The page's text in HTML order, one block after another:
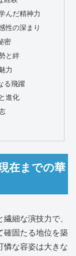
んだ精神力
性の深まり
密
と絆
力
る飛躍
進化
在までの華
細な演技力で、
確固たる地位を築
憐な容姿は大きな